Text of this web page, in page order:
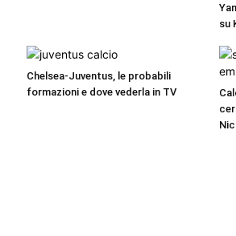
su
Chelsea-Juventus, le probabili
formazioni e dove vederla in TV